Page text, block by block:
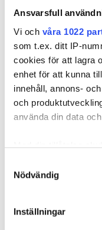
Ansvarsfull
Vi och våra 1022
som t.ex. ditt IP-
cookies för att lagra
enhet för att kunna
innehåll, annons-
och
använda din data
Med din tillåtelse
som kan ha en
Ta reda på mer om
Nödvändig
Inställningar
Elfelskalendern
installation”